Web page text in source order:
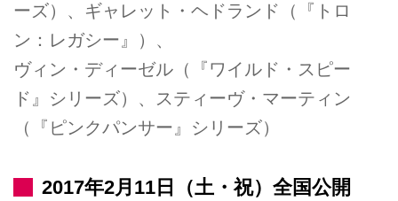
ーズ）、ギャレット・ヘドランド（『トロ
ン：レガシー』）、
ヴィン・ディーゼル（『ワイルド・スピー
ド』シリーズ）、スティーヴ・マーティン
（『ピンクパンサー』シリーズ）
2017年2月11日（土・祝）全国公開